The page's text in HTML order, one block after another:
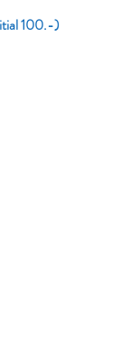
100.-)